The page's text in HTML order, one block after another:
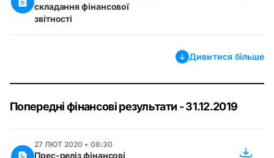
складання фінансової
звітності
Дивитися більше
Попередні фінансові результати - 31.12.2019
27 ЛЮТ 2020 • 08:30
Прес-реліз фінансові